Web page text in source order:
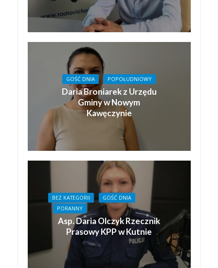
GOŚĆ DNIA POPOŁUDNIOWY
Daria Broniarek z Urzędu
Gminy w Nowym
Kawęczynie
BEZ KATEGORII
GOŚĆ DNIA
PORANNY
Asp. Daria Olczyk Rzecznik
Prasowy KPP w Kutnie